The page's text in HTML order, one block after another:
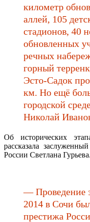
километр
аллей, 105
стадионов, 40
обновленных
речных
горный
Эсто-Садок
км. Но ещё
городской
Николай
Об исторических
рассказала
России Светлана Гурьева.
— Проведение
2014 в Сочи
престижа